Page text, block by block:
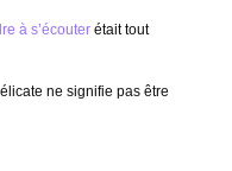
à s’écouterétait tout
ne signifie pas être